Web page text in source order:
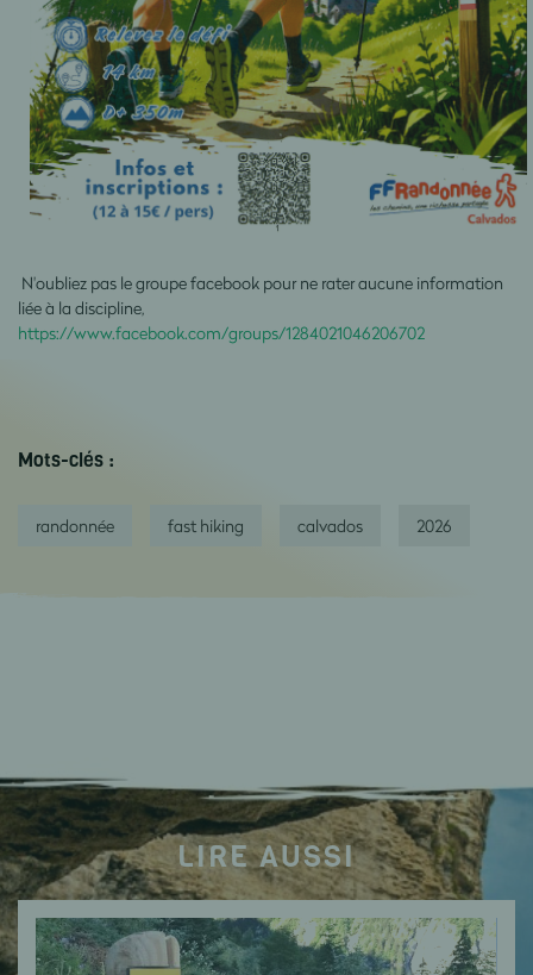
N'oubliez pas le groupe facebook pour ne rater aucune information
liée à la discipline,
https://www.facebook.com/groups/1284021046206702
Mots-clés :
randonnée fast hiking calvados 2026
LIRE AUSSI